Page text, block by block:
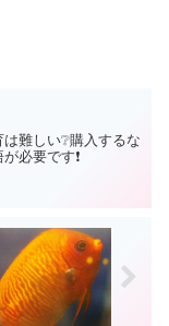
難しい❔購入するな
必要です❗